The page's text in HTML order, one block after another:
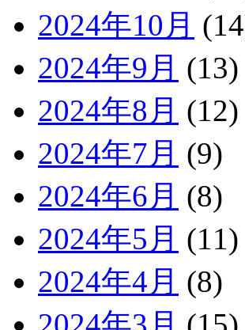
2024年10月
2024年9月 (13)
2024年8月 (12)
2024年7月 (9)
2024年6月 (8)
2024年5月 (11)
2024年4月 (8)